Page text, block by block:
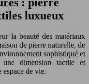
luxueux
la beauté des matériaux
de pierre naturelle, de
sophistiqué et
une dimension tactile et
de vie.